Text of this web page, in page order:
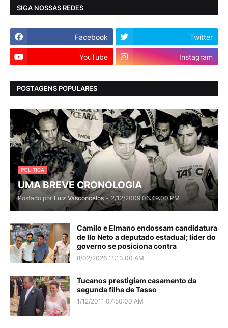
SIGA NOSSAS REDES
Facebook Twitter
YouTube Instagram
POSTAGENS POPULARES
POLITICA
UMA BREVE CRONOLOGIA
Postado por Luiz Vasconcelos - 2/12/2009 06:49:00 PM
Camilo e Elmano endossam candidatura
de Ilo Neto a deputado estadual; líder do
governo se posiciona contra
8/02/2026 11:13:00 AM
Tucanos prestigiam casamento da
segunda filha de Tasso
1/12/2011 07:50:00 AM